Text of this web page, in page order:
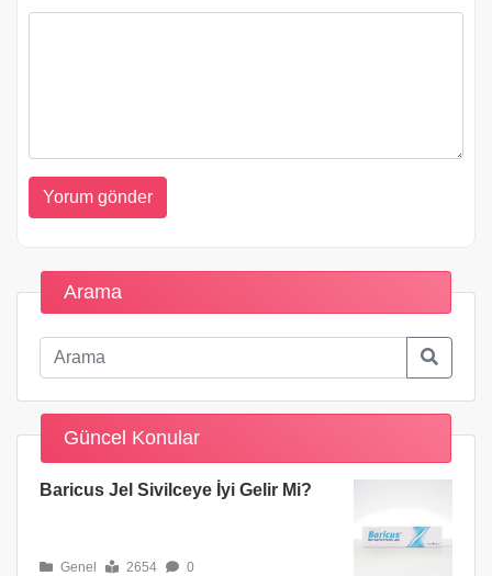
Arama
Güncel Konular
Baricus Jel Sivilceye İyi Gelir Mi?
Genel 2654 0